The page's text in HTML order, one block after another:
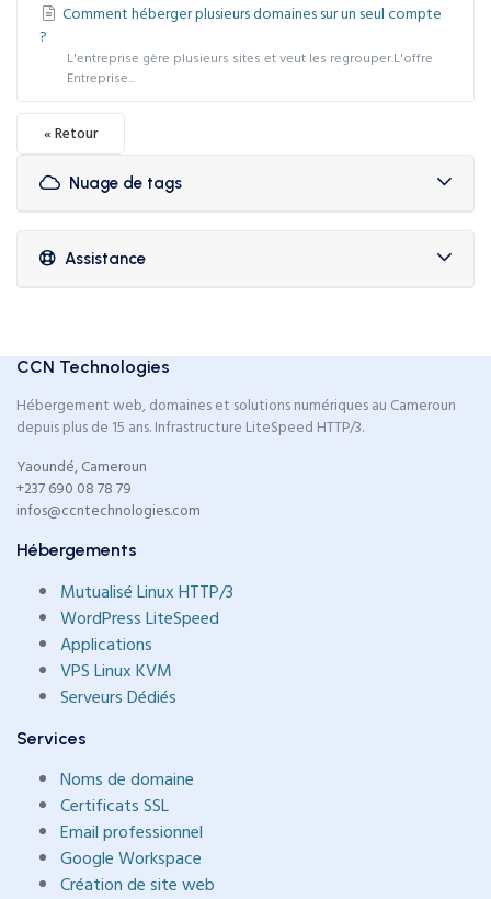
Comment héberger plusieurs domaines sur un seul compte
?
L'entreprise gère plusieurs sites et veut les regrouper.L'offre
Entreprise...
« Retour
Nuage de tags
Assistance
CCN Technologies
Hébergement web, domaines et solutions numériques au Cameroun
depuis plus de 15 ans. Infrastructure LiteSpeed HTTP/3.
Yaoundé, Cameroun
+237 690 08 78 79
infos@ccntechnologies.com
Hébergements
Mutualisé Linux HTTP/3
WordPress LiteSpeed
Applications
VPS Linux KVM
Serveurs Dédiés
Services
Noms de domaine
Certificats SSL
Email professionnel
Google Workspace
Création de site web